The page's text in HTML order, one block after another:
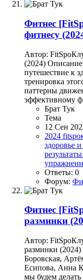
Фитнес
фитнесу
Автор:
(2024)
путешествие к
тренировка
паттерны
эффективному
Брат Тук
Тема
12 Сен
2024
здоровье
результаты
Ответы: 0
Форум:
Фитнес
разминки
Автор:
разминки
Боровская,
Есипова, Анна
мы будем делать